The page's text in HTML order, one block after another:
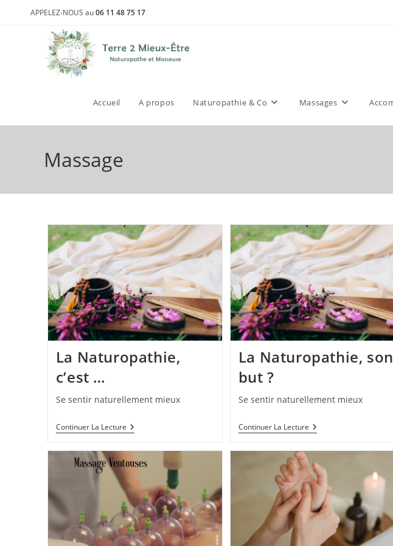
APPELEZ-NOUS au06 11 48 75 17
Accueil A propos Naturopathie & Co Massages
Massage
La Naturopathie,
c’est …
Se sentir naturellement mieux
Continuer La Lecture
La Naturopathie, son
but ?
Se sentir naturellement mieux
Continuer La Lecture